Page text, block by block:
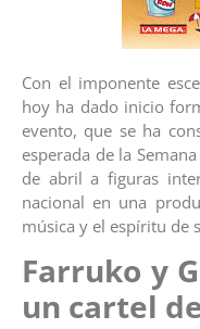
Con el imponente
hoy ha dado inicio
evento, que se ha
esperada de la
de abril a figuras
nacional en una
música y el espíritu de
Farruko y
un cartel